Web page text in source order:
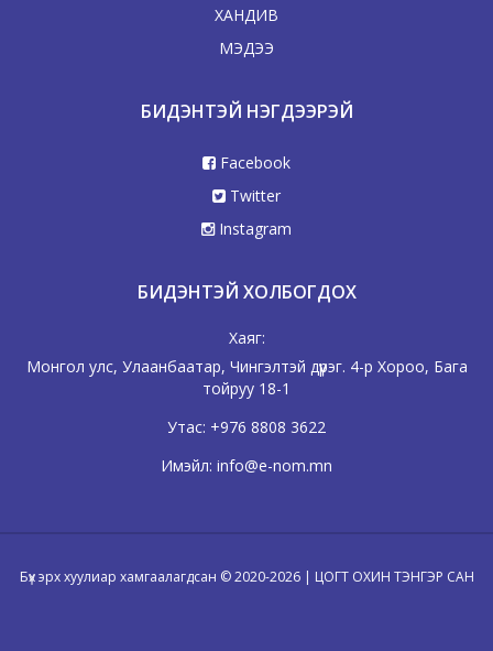
ХАНДИВ
МЭДЭЭ
БИДЭНТЭЙ НЭГДЭЭРЭЙ
Facebook
Twitter
Instagram
БИДЭНТЭЙ ХОЛБОГДОХ
Хаяг:
Монгол улс, Улаанбаатар, Чингэлтэй дүүрэг. 4-р Хороо, Бага
тойруу 18-1
Утас: +976 8808 3622
Имэйл: info@e-nom.mn
Бүх эрх хуулиар хамгаалагдсан © 2020-2026 | ЦОГТ ОХИН ТЭНГЭР САН